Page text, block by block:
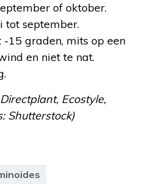
of oktober.
tot september.
-15 graden, mits op een
en niet te nat.
Ecostyle,
Shutterstock)